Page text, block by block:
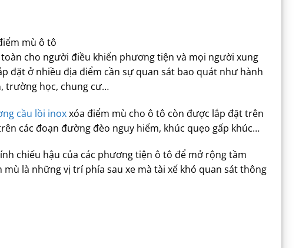
mù ô tô
cho người điều khiển phương tiện và mọi người xung
đặt ở nhiều địa điểm cần sự quan sát bao quát như hành
trường học, chung cư…
cầu lồi inoxxóa điểm mù cho ô tô còn được lắp đặt trên
các đoạn đường đèo nguy hiểm, khúc quẹo gấp khúc…
chiếu hậu của các phương tiện ô tô để mở rộng tầm
là những vị trí phía sau xe mà tài xế khó quan sát thông